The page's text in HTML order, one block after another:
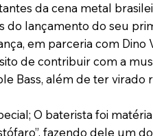
da cena metal
do lançamento do seu
em parceria com
de contribuir com a
Bass, além de ter
O baterista foi
fazendo dele um